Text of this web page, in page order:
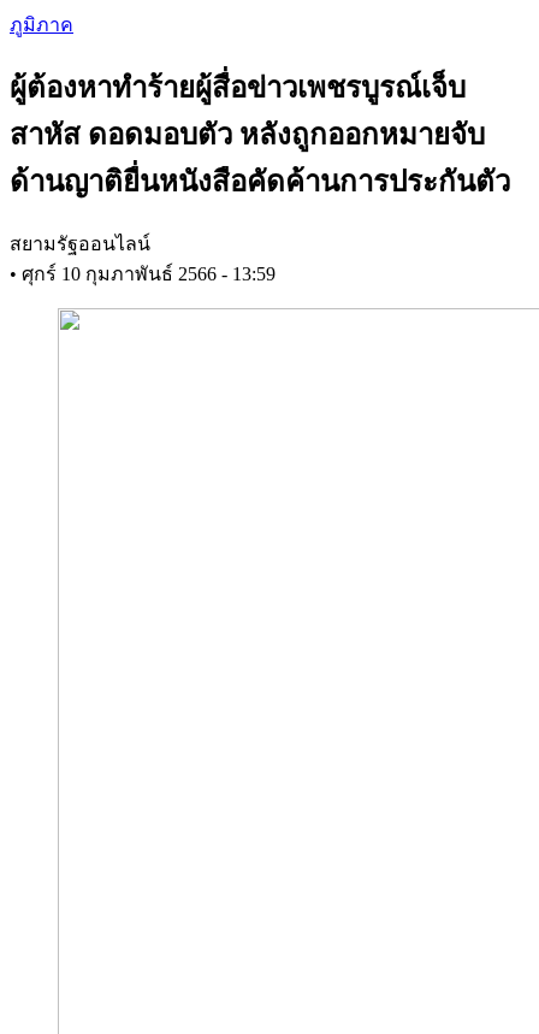
Skip
to
content
ภูมิภาค
ผู้ต้องหาทำร้ายผู้สื่อข่าวเพชรบูรณ์เจ็บ
สาหัส ดอดมอบตัว หลังถูกออกหมายจับ
ด้านญาติยื่นหนังสือคัดค้านการประกันตัว
สยามรัฐออนไลน์
• ศุกร์ 10 กุมภาพันธ์ 2566 - 13:59